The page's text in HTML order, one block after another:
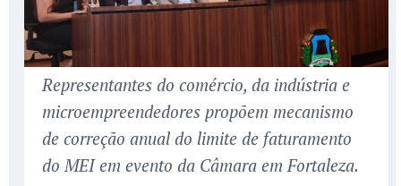
Representantes do comércio, da indústria e
microempreendedores propõem mecanismo
de correção anual do limite de faturamento
do MEI em evento da Câmara em Fortaleza.